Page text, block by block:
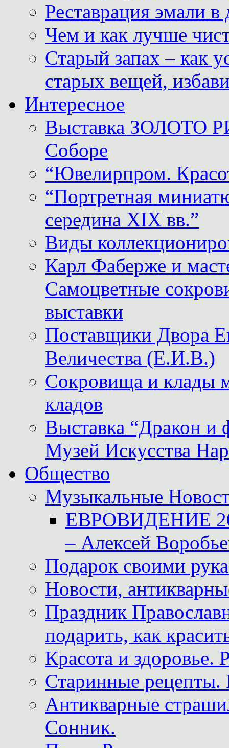
Реставрация эмали
Чем и как лучше
Старый запах – как
старых вещей,
Интересное
Выставка ЗОЛОТО
Соборе
“Ювелирпром.
“Портретная
середина XIX вв.”
Виды
Карл Фаберже и
Самоцветные
выставки
Поставщики
Величества (Е.И.В.)
Сокровища и клады
кладов
Выставка “Дракон и
Музей Искусства
Общество
Музыкальные
ЕВРОВИДЕНИЕ
– Алексей
Подарок своими
Новости,
Праздник
подарить, как
Красота и здоровье.
Старинные рецепты.
Антикварные
Сонник.